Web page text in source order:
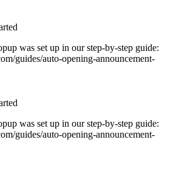
was set up in our step-by-step guide:
guides/auto-opening-announcement-
was set up in our step-by-step guide:
guides/auto-opening-announcement-